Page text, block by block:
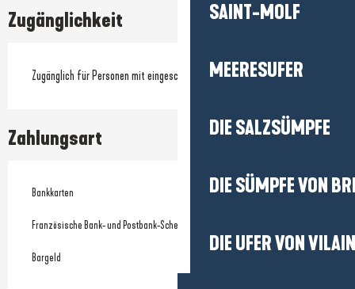
SAINT-MOLF
MEERESUFER
DIE SALZSÜMPFE
DIE SÜMPFE VON
DIE UFER VON
Zugänglichkeit
Zugänglich für Personen mit eingeschränkter Mobilität
Zahlungsart
Bankkarten
Französische Bank- und Postbank-Schecks
Bargeld